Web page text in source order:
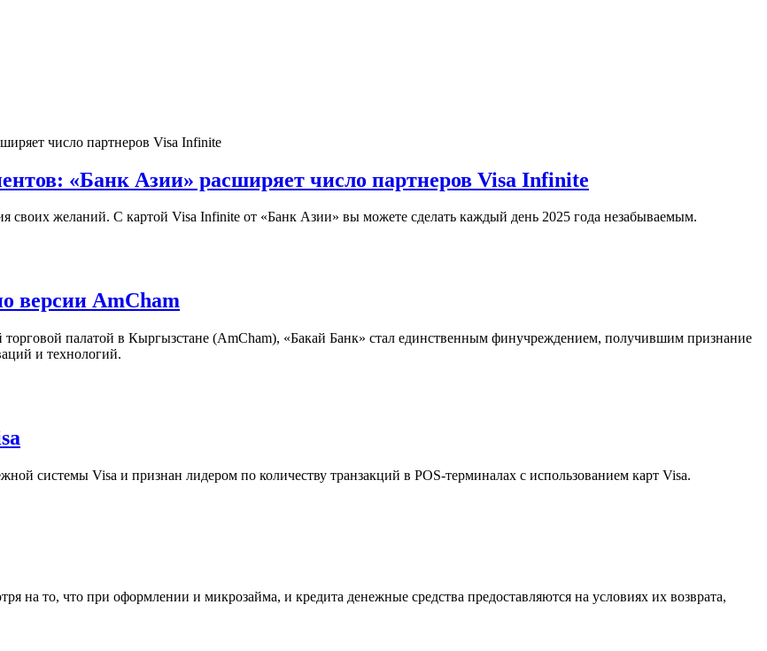
«Банк Азии» расширяет число партнеров Visa Infinite
своих желаний. С картой Visa Infinite от «Банк Азии» вы можете сделать каждый день 2025 года незабываемым.
версии AmCham
палатой в Кыргызстане (AmCham), «Бакай Банк» стал единственным финучреждением, получившим признание
и технологий.
системы Visa и признан лидером по количеству транзакций в POS-терминалах с использованием карт Visa.
на то, что при оформлении и микрозайма, и кредита денежные средства предоставляются на условиях их возврата,